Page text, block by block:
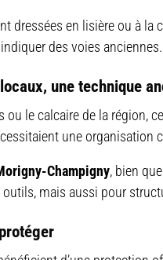
dressées en lisière ou à
des voies anciennes.
une technique
ou le calcaire de la région,
une organisation
Champigny, bien
mais aussi pour